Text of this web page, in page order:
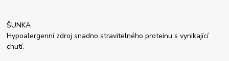
ŠUNKA
Hypoalergenní zdroj snadno stravitelného proteinu s vynikající
chutí.